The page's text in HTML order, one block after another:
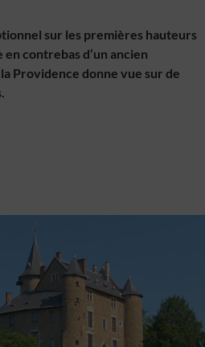
sur les premières hauteurs
contrebas d’un ancien
Providence donne vue sur de